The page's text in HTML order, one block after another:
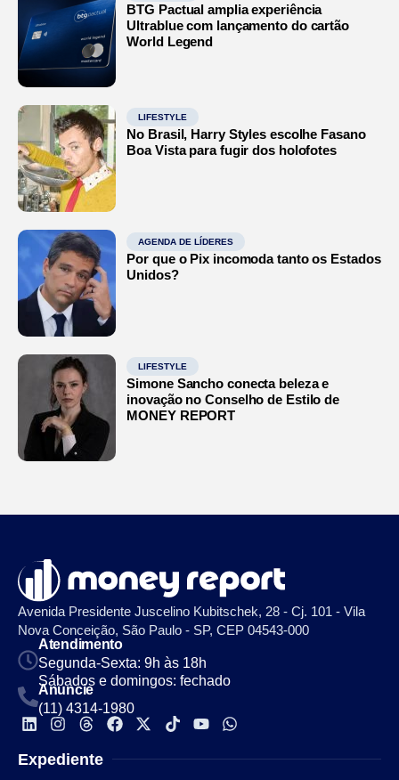
BTG Pactual amplia experiência
Ultrablue com lançamento do cartão
World Legend
LIFESTYLE
No Brasil, Harry Styles escolhe Fasano
Boa Vista para fugir dos holofotes
AGENDA DE LÍDERES
Por que o Pix incomoda tanto os Estados
Unidos?
LIFESTYLE
Simone Sancho conecta beleza e
inovação no Conselho de Estilo de
MONEY REPORT
Avenida Presidente Juscelino Kubitschek, 28 - Cj. 101 - Vila
Nova Conceição, São Paulo - SP, CEP 04543-000
Atendimento
Segunda-Sexta: 9h às 18h
Sábados e domingos: fechado
Anuncie
(11) 4314-1980
Expediente